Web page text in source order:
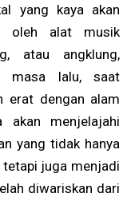
yang kaya akan
oleh alat musik
atau angklung,
masa lalu, saat
erat dengan alam
menjelajahi
yang tidak hanya
juga menjadi
diwariskan dari